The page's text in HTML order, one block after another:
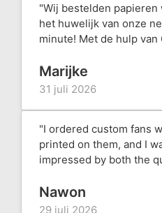
"Wij bestelden papieren
het huwelijk van onze
minute! Met de hulp van
Marijke
31 juli 2026
"I ordered custom fans
printed on them, and I
impressed by both the
Nawon
29 juli 2026